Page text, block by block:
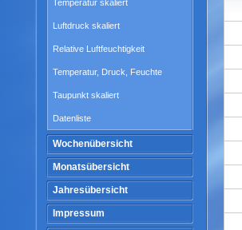
Temperatur skaliert
Luftdruck skaliert
Relative Luftfeuchtigkeit
Temperatur, Druck, Feuchte
Taupunkt skaliert
Datenliste
Wochenübersicht
Monatsübersicht
Jahresübersicht
Impressum